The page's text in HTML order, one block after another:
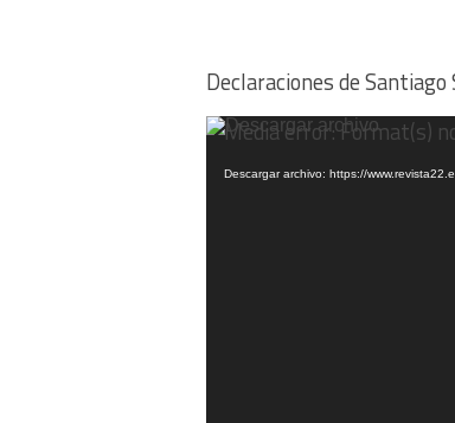
Declaraciones de Santiago
Reproductor
de
vídeo
Media error: Format(s)
Descargar archivo: https://